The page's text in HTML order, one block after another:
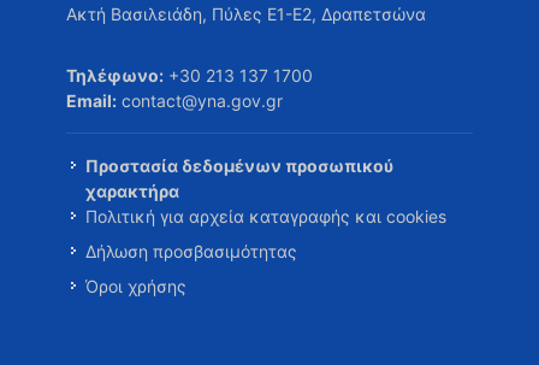
Ακτή Βασιλειάδη, Πύλες Ε1-Ε2, Δραπετσώνα
Τηλέφωνο: +30 213 137 1700
Email: contact@yna.gov.gr
Προστασία δεδομένων προσωπικού
χαρακτήρα
Πολιτική για αρχεία καταγραφής και cookies
Δήλωση προσβασιμότητας
Όροι χρήσης